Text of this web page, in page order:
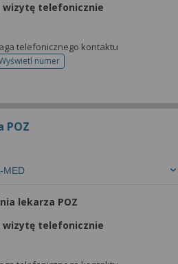
wizytę telefonicznie
telefonicznego kontaktu
numer
telefonu do rejestracji
POZ
MED
lekarza POZ
wizytę telefonicznie